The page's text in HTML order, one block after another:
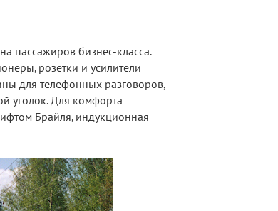
пассажиров бизнес-класса.
розетки и усилители
для телефонных разговоров,
уголок. Для комфорта
Брайля, индукционная